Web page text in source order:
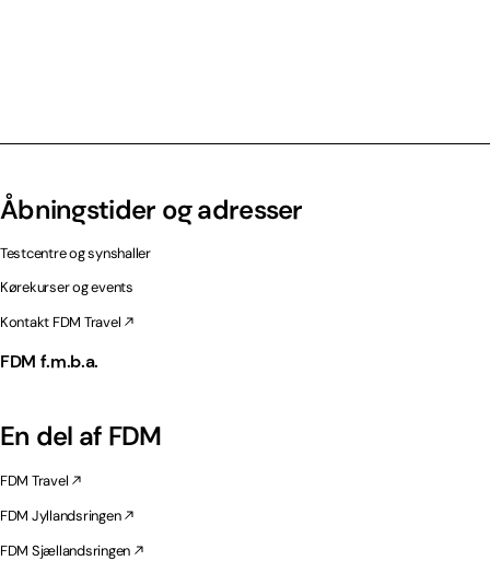
Åbningstider og adresser
Testcentre og synshaller
Kørekurser og events
Kontakt FDM Travel
FDM f.m.b.a.
En del af FDM
FDM Travel
FDM Jyllandsringen
FDM Sjællandsringen